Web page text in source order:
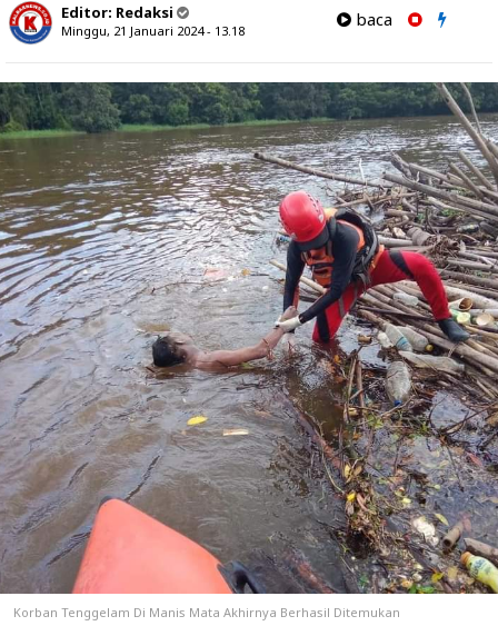
Editor: Redaksi
Minggu, 21 Januari 2024 - 13.18
baca
Korban Tenggelam Di Manis Mata Akhirnya Berhasil Ditemukan